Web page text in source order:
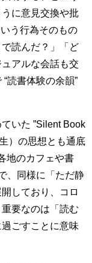
に意見交換や批
う行為そのもの
読んだ？」「ど
アルな会話も交
読書体験の余韻”
いた ”Silent Book
）の思想とも通底
地のカフェや書
、同様に「ただ静
しており、コロ
要なのは「読む
ごすことに意味